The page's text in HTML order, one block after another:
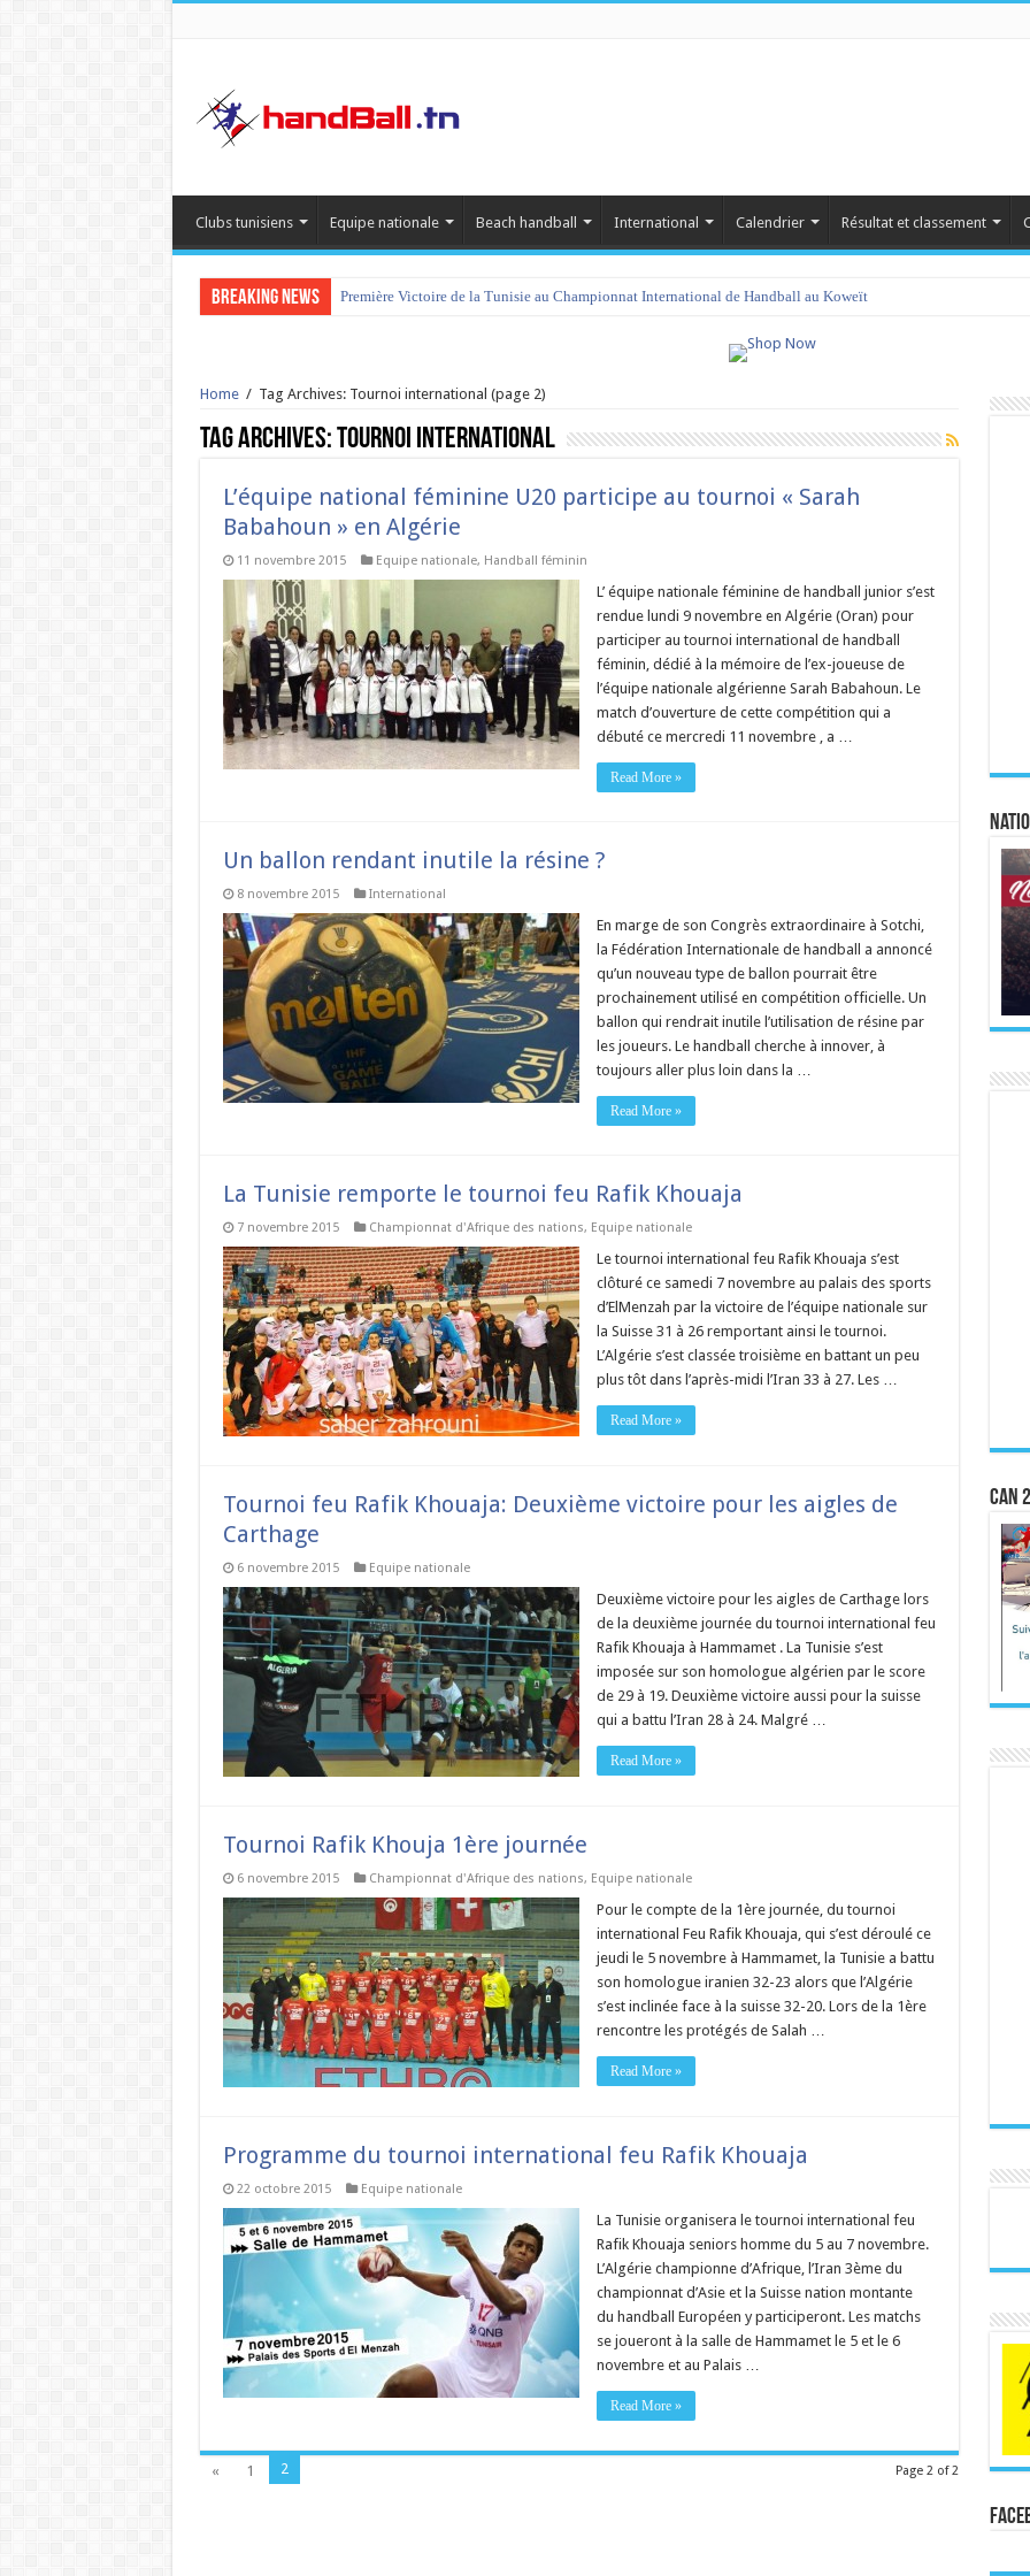
Clubs tunisiens Equipe nationale Beach handball International Calendrier Résultat et classement
Breaking News Première Victoire de la Tunisie au Championnat International de Handball au Koweït
Home / Tag Archives: Tournoi international (page 2)
Tag Archives:Tournoi international
L’équipe national féminine U20 participe au tournoi « Sarah
Babahoun » en Algérie
11 novembre 2015 Equipe nationale, Handball féminin
L’ équipe nationale féminine de handball junior s’est
rendue lundi 9 novembre en Algérie (Oran) pour
participer au tournoi international de handball
féminin, dédié à la mémoire de l’ex-joueuse de
l’équipe nationale algérienne Sarah Babahoun. Le
match d’ouverture de cette compétition qui a
débuté ce mercredi 11 novembre , a …
Read More »
Un ballon rendant inutile la résine ?
8 novembre 2015 International
En marge de son Congrès extraordinaire à Sotchi,
la Fédération Internationale de handball a annoncé
qu’un nouveau type de ballon pourrait être
prochainement utilisé en compétition officielle. Un
ballon qui rendrait inutile l’utilisation de résine par
les joueurs. Le handball cherche à innover, à
toujours aller plus loin dans la …
Read More »
La Tunisie remporte le tournoi feu Rafik Khouaja
7 novembre 2015 Championnat d'Afrique des nations, Equipe nationale
Le tournoi international feu Rafik Khouaja s’est
clôturé ce samedi 7 novembre au palais des sports
d’ElMenzah par la victoire de l’équipe nationale sur
la Suisse 31 à 26 remportant ainsi le tournoi.
L’Algérie s’est classée troisième en battant un peu
plus tôt dans l’après-midi l’Iran 33 à 27. Les …
Read More »
Tournoi feu Rafik Khouaja: Deuxième victoire pour les aigles de
Carthage
6 novembre 2015 Equipe nationale
Deuxième victoire pour les aigles de Carthage lors
de la deuxième journée du tournoi international feu
Rafik Khouaja à Hammamet . La Tunisie s’est
imposée sur son homologue algérien par le score
de 29 à 19. Deuxième victoire aussi pour la suisse
qui a battu l’Iran 28 à 24. Malgré …
Read More »
Tournoi Rafik Khouja 1ère journée
6 novembre 2015 Championnat d'Afrique des nations, Equipe nationale
Pour le compte de la 1ère journée, du tournoi
international Feu Rafik Khouaja, qui s’est déroulé ce
jeudi le 5 novembre à Hammamet, la Tunisie a battu
son homologue iranien 32-23 alors que l’Algérie
s’est inclinée face à la suisse 32-20. Lors de la 1ère
rencontre les protégés de Salah …
Read More »
Programme du tournoi international feu Rafik Khouaja
22 octobre 2015 Equipe nationale
La Tunisie organisera le tournoi international feu
Rafik Khouaja seniors homme du 5 au 7 novembre.
L’Algérie championne d’Afrique, l’Iran 3ème du
championnat d’Asie et la Suisse nation montante
du handball Européen y participeront. Les matchs
se joueront à la salle de Hammamet le 5 et le 6
novembre et au Palais …
Read More »
Page 2 of 2
« 1 2
CAN